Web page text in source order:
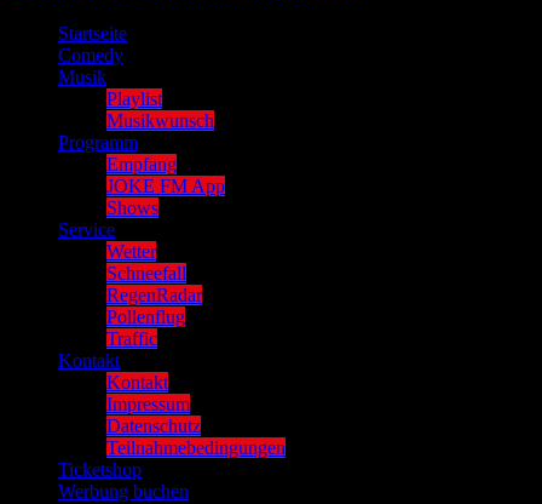
Startseite
Comedy
Musik
Playlist
Musikwunsch
Programm
Empfang
JOKE FM App
Shows
Service
Wetter
Schneefall
RegenRadar
Pollenflug
Traffic
Kontakt
Kontakt
Impressum
Datenschutz
Teilnahmebedingungen
Ticketshop
Werbung buchen